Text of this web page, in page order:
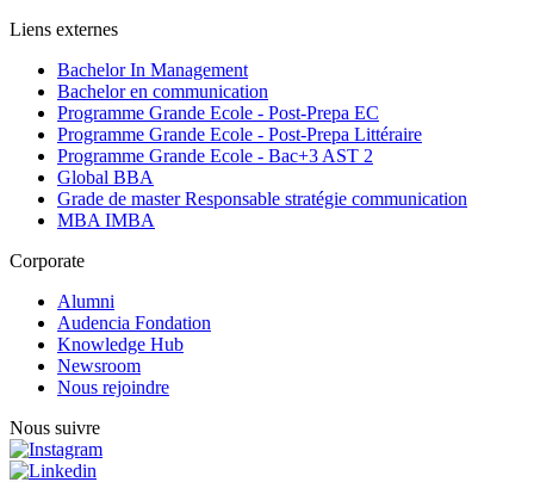
Liens externes
Bachelor In Management
Bachelor en communication
Programme Grande Ecole - Post-Prepa EC
Programme Grande Ecole - Post-Prepa Littéraire
Programme Grande Ecole - Bac+3 AST 2
Global BBA
Grade de master Responsable stratégie communication
MBA IMBA
Corporate
Alumni
Audencia Fondation
Knowledge Hub
Newsroom
Nous rejoindre
Nous suivre